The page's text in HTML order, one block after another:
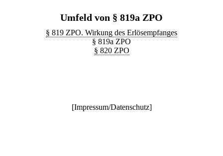
Umfeld von § 819a ZPO
§ 819 ZPO. Wirkung des Erlösempfanges
§ 819a ZPO
§ 820 ZPO
[Impressum/Datenschutz]